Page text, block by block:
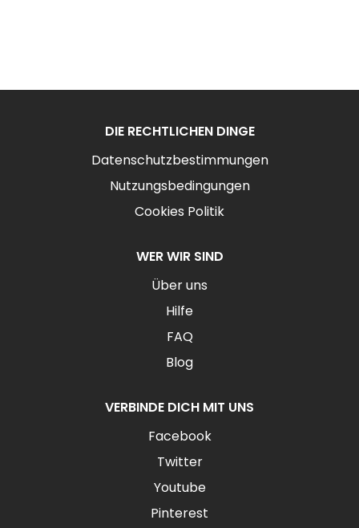
DIE RECHTLICHEN DINGE
Datenschutzbestimmungen
Nutzungsbedingungen
Cookies Politik
WER WIR SIND
Über uns
Hilfe
FAQ
Blog
VERBINDE DICH MIT UNS
Facebook
Twitter
Youtube
Pinterest